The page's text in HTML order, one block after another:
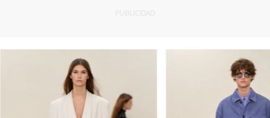
PUBLICIDAD